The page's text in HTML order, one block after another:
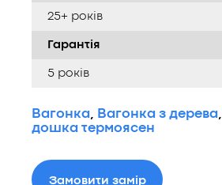
25+ років
Гарантія
5 років
Вагонка, Вагонка з дерева,
дошка термоясен
Замовити замір